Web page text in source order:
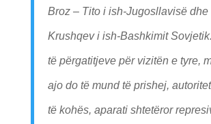
Broz – Tito i ish-Jugosllavisë dhe
Krushqev i ish-Bashkimit
të përgatitjeve për vizitën e tyre,
ajo do të mund të prishej,
të kohës, aparati shtetëror